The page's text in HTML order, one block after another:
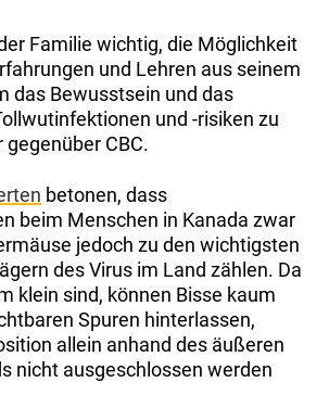
Familie wichtig, die Möglichkeit
und Lehren aus seinem
das Bewusstsein und das
und -risiken zu
gegenüber CBC.
betonen, dass
beim Menschen in Kanada zwar
jedoch zu den wichtigsten
des Virus im Land zählen. Da
klein sind, können Bisse kaum
Spuren hinterlassen,
allein anhand des äußeren
nicht ausgeschlossen werden